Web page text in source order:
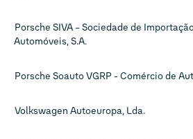
Porsche SIVA – Sociedade de
Automóveis, S.A.
Porsche Soauto VGRP - Comércio de
Volkswagen Autoeuropa, Lda.